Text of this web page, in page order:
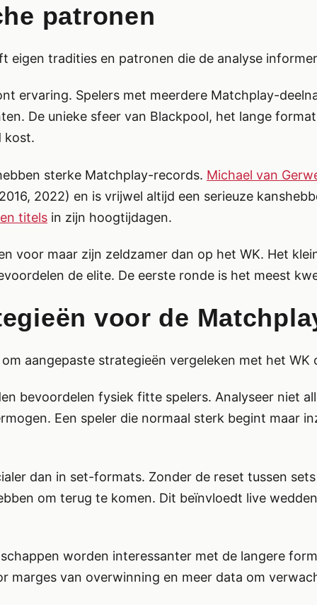
patronen
eigen tradities en patronen die de analyse
ervaring. Spelers met meerdere Matchplay-
De unieke sfeer van Blackpool, het lange
kost.
sterke Matchplay-records. Michael van
2022) en is vrijwel altijd een serieuze
titels in zijn hoogtijdagen.
voor maar zijn zeldzamer dan op het WK. Het
de elite. De eerste ronde is het meest
voor de
aangepaste strategieën vergeleken met het
bevoordelen fysiek fitte spelers. Analyseer niet
Een speler die normaal sterk begint maar
dan in set-formats. Zonder de reset tussen
om terug te komen. Dit beïnvloedt live
worden interessanter met de langere
marges van overwinning en meer data om